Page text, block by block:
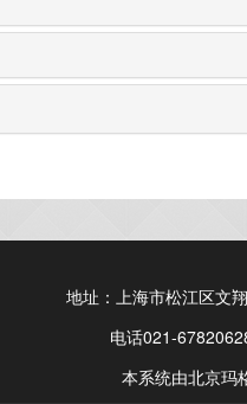
地址：上海市松江区文
电话021-
本系统由北京玛